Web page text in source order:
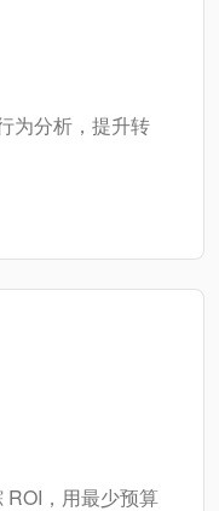
为分析，提升转
，用最少预算